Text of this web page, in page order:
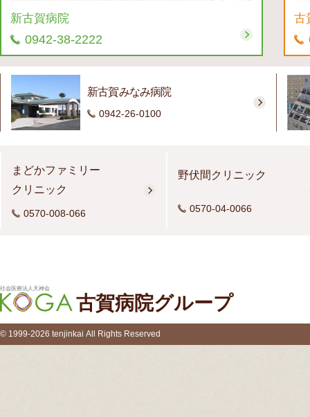
新古賀病院
0942-38-2222
古
新古賀みなみ病院
0942-26-0100
まどかファミリー
クリニック
0570-008-066
野伏間クリニック
0570-04-0066
社会医療法人天神会
古賀病院グループ
© 1999-2026 tenjinkai All Rights Reserved